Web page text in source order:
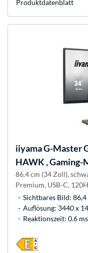
Produkt­datenblatt
iiyamaG-Master
HAWK ,
86.4 cm (34 Zoll),
Premium, USB-C,
Sichtbares Bild:
Auflösung: 3440 x
Reaktionszeit: 0.6